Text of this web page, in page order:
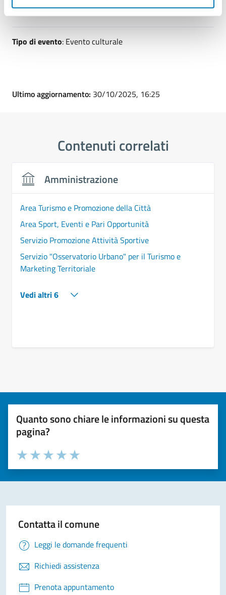
Tipo di evento: Evento culturale
Ultimo aggiornamento: 30/10/2025, 16:25
Contenuti correlati
Amministrazione
Area Turismo e Promozione della Città
Area Sport, Eventi e Pari Opportunità
Servizio Promozione Attività Sportive
Servizio "Osservatorio Urbano" per il Turismo e
Marketing Territoriale
Vedi altri 6
Quanto sono chiare le informazioni su questa
pagina?
Valuta la chiarezza delle informazioni (da 1 a 5 stelle)
Seleziona il numero di stelle per valutare la chiarezza delle
Valuta 5 stelle su 5
Valuta 4 stelle su 5
Valuta 3 stelle su 5
Valuta 2 stelle su 5
Valuta 1 stelle su 5
Contatta il comune
Leggi le domande frequenti
Richiedi assistenza
Prenota appuntamento